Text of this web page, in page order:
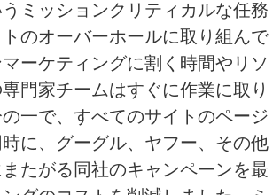
ミッションクリティカルな任務
のオーバーホールに取り組んで
ーケティングに割く時間やリソ
門家チームはすぐに作業に取り
一で、すべてのサイトのページ
に、グーグル、ヤフー、その他
たがる同社のキャンペーンを最